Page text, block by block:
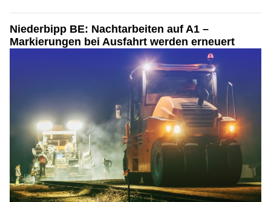
Niederbipp BE: Nachtarbeiten auf A1 –
Markierungen bei Ausfahrt werden erneuert